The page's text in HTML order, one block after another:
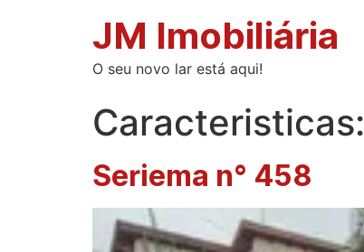
JM Imobiliária
O seu novo lar está aqui!
Caracteristicas:
Seriema n° 458